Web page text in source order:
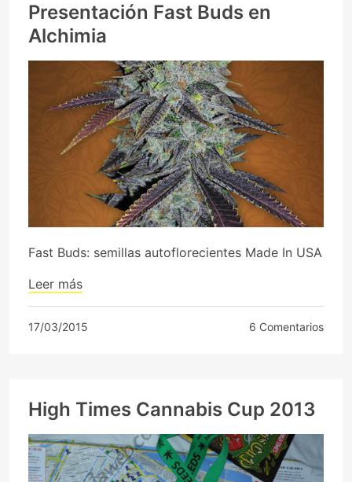
Presentación Fast Buds en
Alchimia
Fast Buds: semillas autoflorecientes Made In USA
Leer más
17/03/2015 6 Comentarios
High Times Cannabis Cup 2013